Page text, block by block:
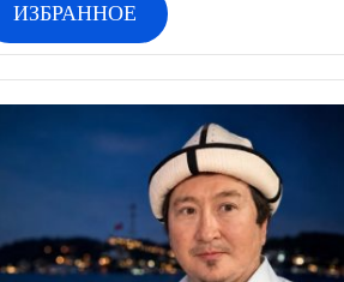
ИЗБРАННОЕ